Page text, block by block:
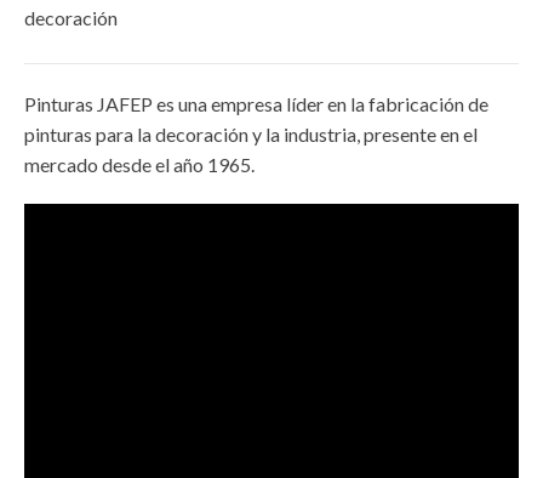
decoración
Pinturas JAFEP es una empresa líder en la fabricación de
pinturas para la decoración y la industria, presente en el
mercado desde el año 1965.